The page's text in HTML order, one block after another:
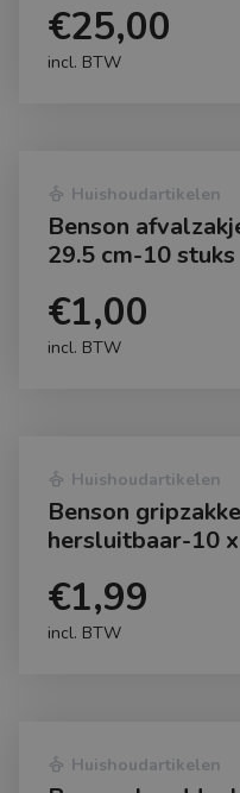
€25,00
incl. BTW
dry_cleaning Huishoudartikelen
Benson
29.5 cm-10 stuks
€1,00
incl. BTW
dry_cleaning Huishoudartikelen
Benson
hersluitbaar-10
€1,99
incl. BTW
dry_cleaning Huishoudartikelen